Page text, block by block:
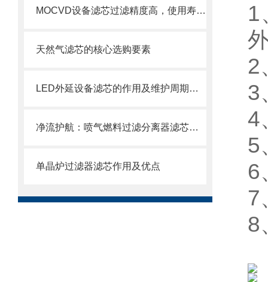
MOCVD设备滤芯过滤精度高，使用寿命长
天然气滤芯的核心选购要素
LED外延设备滤芯的作用及维护周期科普
净流护航：喷气燃料过滤分离器滤芯的使用目的
单晶炉过滤器滤芯作用及优点
1
2
3
4
5
6
7
8